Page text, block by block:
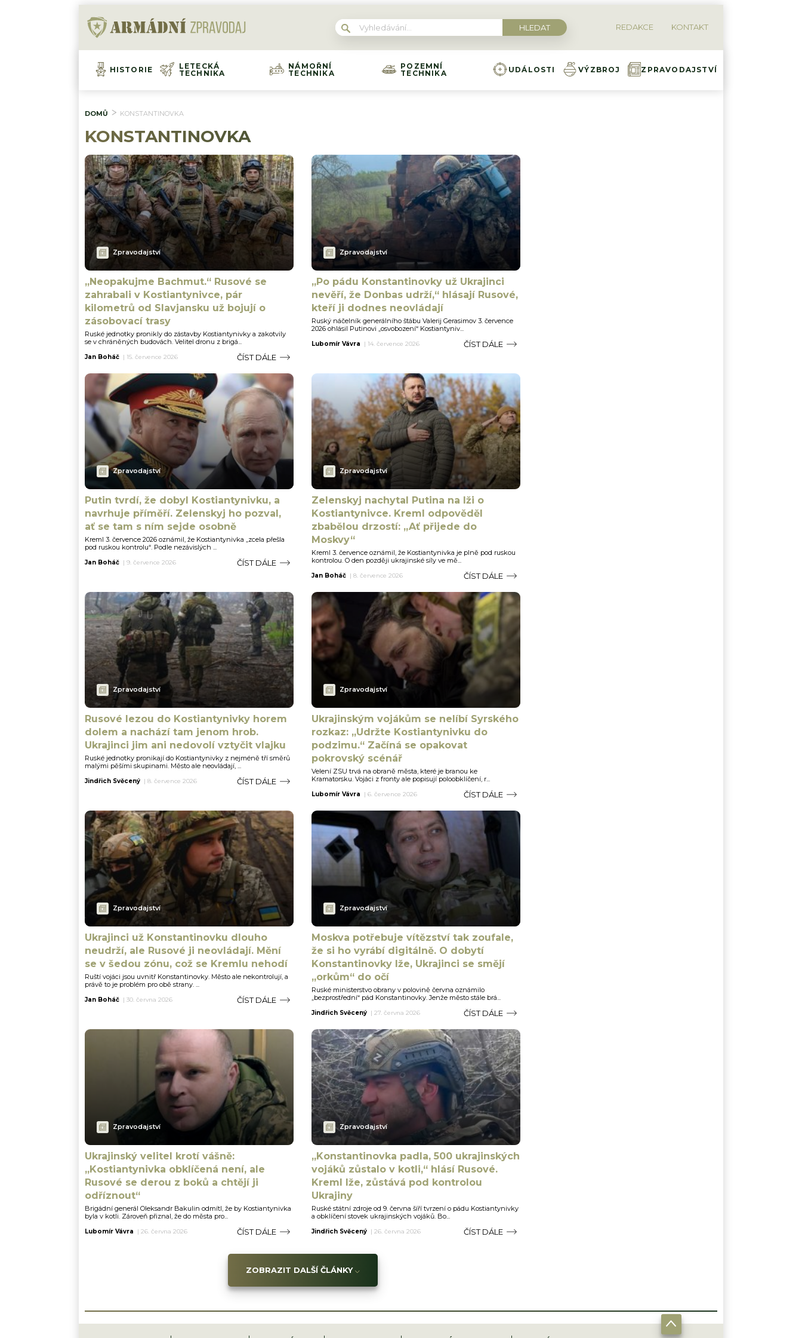
REDAKCE KONTAKT
HISTORIE
LETECKÁ
TECHNIKA
NÁMOŘNÍ
TECHNIKA
POZEMNÍ
TECHNIKA
UDÁLOSTI VÝZBROJ ZPRAVODAJSTVÍ
DOMŮ KONSTANTINOVKA
KONSTANTINOVKA
Zpravodajství
„Neopakujme Bachmut.“ Rusové se
zahrabali v Kostiantynivce, pár
kilometrů od Slavjansku už bojují o
zásobovací trasy
Ruské jednotky pronikly do zástavby Kostiantynivky a zakotvily
se v chráněných budovách. Velitel dronu z brigá...
Jan Boháč | 15. července 2026 ČÍST DÁLE
Zpravodajství
„Po pádu Konstantinovky už Ukrajinci
nevěří, že Donbas udrží,“ hlásají Rusové,
kteří ji dodnes neovládají
Ruský náčelník generálního štábu Valerij Gerasimov 3. července
2026 ohlásil Putinovi „osvobození“ Kostiantyniv...
Lubomír Vávra | 14. července 2026 ČÍST DÁLE
Zpravodajství
Putin tvrdí, že dobyl Kostiantynivku, a
navrhuje příměří. Zelenskyj ho pozval,
ať se tam s ním sejde osobně
Kreml 3. července 2026 oznámil, že Kostiantynivka „zcela přešla
pod ruskou kontrolu“. Podle nezávislých ...
Jan Boháč | 9. července 2026 ČÍST DÁLE
Zpravodajství
Zelenskyj nachytal Putina na lži o
Kostiantynivce. Kreml odpověděl
zbabělou drzostí: „Ať přijede do
Moskvy“
Kreml 3. července oznámil, že Kostiantynivka je plně pod ruskou
kontrolou. O den později ukrajinské síly ve mě...
Jan Boháč | 8. července 2026 ČÍST DÁLE
Zpravodajství
Rusové lezou do Kostiantynivky horem
dolem a nachází tam jenom hrob.
Ukrajinci jim ani nedovolí vztyčit vlajku
Ruské jednotky pronikají do Kostiantynivky z nejméně tří směrů
malými pěšími skupinami. Město ale neovládají, ...
Jindřich Svěcený | 8. července 2026 ČÍST DÁLE
Zpravodajství
Ukrajinským vojákům se nelíbí Syrského
rozkaz: „Udržte Kostiantynivku do
podzimu.“ Začíná se opakovat
pokrovský scénář
Velení ZSU trvá na obraně města, které je branou ke
Kramatorsku. Vojáci z fronty ale popisují poloobklíčení, r...
Lubomír Vávra | 6. července 2026 ČÍST DÁLE
Zpravodajství
Ukrajinci už Konstantinovku dlouho
neudrží, ale Rusové ji neovládají. Mění
se v šedou zónu, což se Kremlu nehodí
Ruští vojáci jsou uvnitř Konstantinovky. Město ale nekontrolují, a
právě to je problém pro obě strany. ...
Jan Boháč | 30. června 2026 ČÍST DÁLE
Zpravodajství
Moskva potřebuje vítězství tak zoufale,
že si ho vyrábí digitálně. O dobytí
Konstantinovky lže, Ukrajinci se smějí
„orkům“ do očí
Ruské ministerstvo obrany v polovině června oznámilo
„bezprostřední“ pád Konstantinovky. Jenže město stále brá...
Jindřich Svěcený | 27. června 2026 ČÍST DÁLE
Zpravodajství
Ukrajinský velitel krotí vášně:
„Kostiantynivka obklíčená není, ale
Rusové se derou z boků a chtějí ji
odříznout“
Brigádní generál Oleksandr Bakulin odmítl, že by Kostiantynivka
byla v kotli. Zároveň přiznal, že do města pro...
Lubomír Vávra | 26. června 2026 ČÍST DÁLE
Zpravodajství
„Konstantinovka padla, 500 ukrajinských
vojáků zůstalo v kotli,“ hlásí Rusové.
Kreml lže, zůstává pod kontrolou
Ukrajiny
Ruské státní zdroje od 9. června šíří tvrzení o pádu Kostiantynivky
a obklíčení stovek ukrajinských vojáků. Bo...
Jindřich Svěcený | 26. června 2026 ČÍST DÁLE
ZOBRAZIT DALŠÍ ČLÁNKY